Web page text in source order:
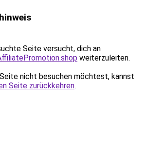
Seite versucht, dich an
weiterzuleiten.
nicht besuchen möchtest, kannst
Seite zurückkehren.